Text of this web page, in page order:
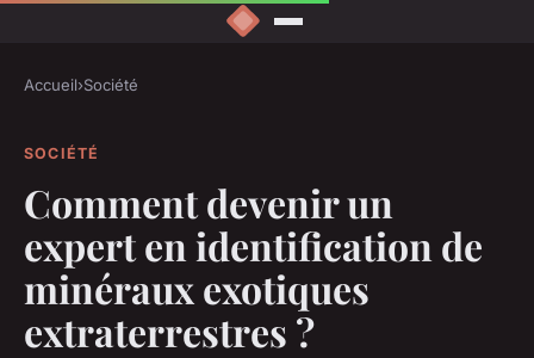
Accueil›Société
SOCIÉTÉ
Comment devenir un
expert en identification de
minéraux exotiques
extraterrestres ?